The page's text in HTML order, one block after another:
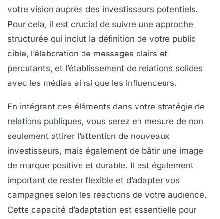
votre vision auprès des investisseurs potentiels.
Pour cela, il est crucial de suivre une approche
structurée qui inclut la définition de votre public
cible, l’élaboration de messages clairs et
percutants, et l’établissement de relations solides
avec les médias ainsi que les influenceurs.
En intégrant ces éléments dans votre stratégie de
relations publiques, vous serez en mesure de non
seulement attirer l’attention de nouveaux
investisseurs, mais également de bâtir une image
de marque positive et durable. Il est également
important de rester flexible et d’adapter vos
campagnes selon les réactions de votre audience.
Cette capacité d’adaptation est essentielle pour